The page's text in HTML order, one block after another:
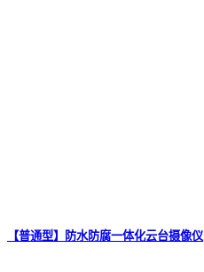
【普通型】防水防腐一体化云台摄像仪